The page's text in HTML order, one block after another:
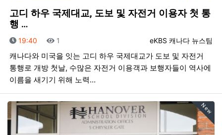
고디 하우 국제대교, 도보 및 자전거 이용자 첫 통
행 …
등록자
eKBS 캐나다 뉴스팀
등록일
19:40 조회
1
캐나다와 미국을 잇는 고디 하우 국제대교가 도보 및 자전거
통행로 개방 첫날, 수많은 자전거 이용객과 보행자들이 역사에
이름을 새기기 위해 노력…
New